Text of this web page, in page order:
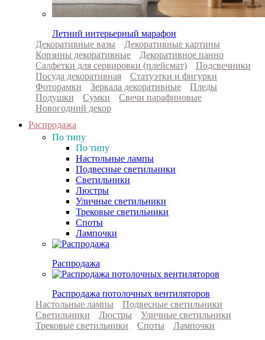
Летний интерьерный марафон
Декоративные вазы
Декоративные картины
Корзины декоративные
Декоративное панно
Салфетки для сервировки (плейсмат)
Подсвечники
Посуда декоративная
Статуэтки и фигурки
Фоторамки
Зеркала декоративные
Пледы
Подушки
Сумки
Свечи парафиновые
Новогодний декор
Распродажа
По типу
По типу
Настольные лампы
Подвесные светильники
Светильники
Люстры
Уличные светильники
Трековые светильники
Споты
Лампочки
Распродажа
Распродажа потолочных вентиляторов
Настольные лампы
Подвесные светильники
Светильники
Люстры
Уличные светильники
Трековые светильники
Споты
Лампочки